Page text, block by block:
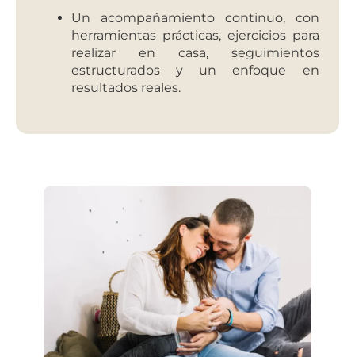
Un acompañamiento continuo, con
herramientas prácticas, ejercicios para
realizar en casa, seguimientos
estructurados y un enfoque en
resultados reales.